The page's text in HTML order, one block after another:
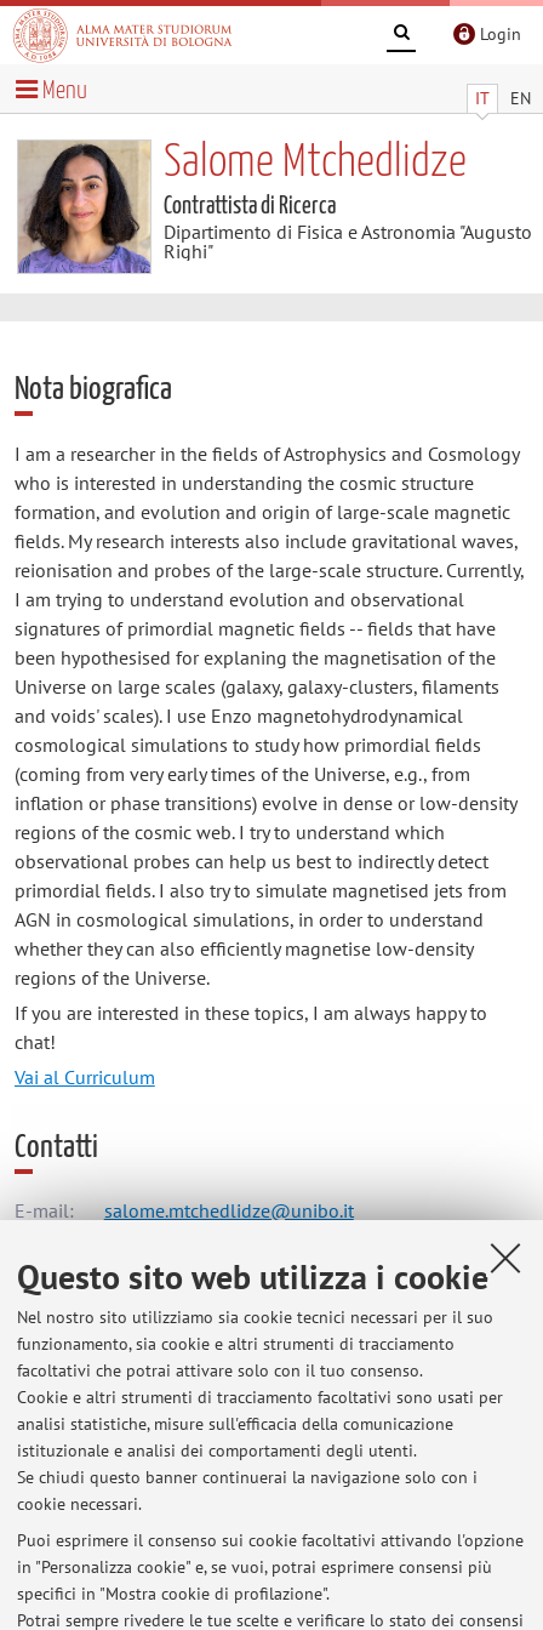
Questo sito web utilizza i cookie
Nel nostro sito utilizziamo sia cookie tecnici necessari per il suo
funzionamento, sia cookie e altri strumenti di tracciamento
facoltativi che potrai attivare solo con il tuo consenso.
Cookie e altri strumenti di tracciamento facoltativi sono usati per
analisi statistiche, misure sull'efficacia della comunicazione
istituzionale e analisi dei comportamenti degli utenti.
Se chiudi questo banner continuerai la navigazione solo con i
cookie necessari.
Puoi esprimere il consenso sui cookie facoltativi attivando l'opzione
in "Personalizza cookie" e, se vuoi, potrai esprimere consensi più
specifici in "Mostra cookie di profilazione".
Potrai sempre rivedere le tue scelte e verificare lo stato dei consensi
Login
IT EN
Menu
Salome Mtchedlidze
Contrattista di Ricerca
Dipartimento di Fisica e Astronomia "Augusto
Righi"
Nota biografica
I am a researcher in the fields of Astrophysics and Cosmology
who is interested in understanding the cosmic structure
formation, and evolution and origin of large-scale magnetic
fields. My research interests also include gravitational waves,
reionisation and probes of the large-scale structure. Currently,
I am trying to understand evolution and observational
signatures of primordial magnetic fields -- fields that have
been hypothesised for explaning the magnetisation of the
Universe on large scales (galaxy, galaxy-clusters, filaments
and voids' scales). I use Enzo magnetohydrodynamical
cosmological simulations to study how primordial fields
(coming from very early times of the Universe, e.g., from
inflation or phase transitions) evolve in dense or low-density
regions of the cosmic web. I try to understand which
observational probes can help us best to indirectly detect
primordial fields. I also try to simulate magnetised jets from
AGN in cosmological simulations, in order to understand
whether they can also efficiently magnetise low-density
regions of the Universe.
If you are interested in these topics, I am always happy to
chat!
Vai al Curriculum
Contatti
E-mail: salome.mtchedlidze@unibo.it
Viale Berti Pichat 6/2, Bologna -
Vai alla mappa
Orario di ricevimento
From 9 am to 4 pm.
Ultimi avvisi